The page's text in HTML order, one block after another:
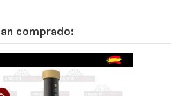
comprado: